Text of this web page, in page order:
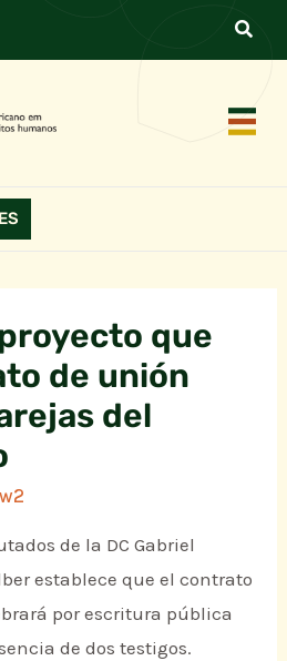
ES
que
de unión
del
de la DC Gabriel
establece que el contrato
por escritura pública
de dos testigos.